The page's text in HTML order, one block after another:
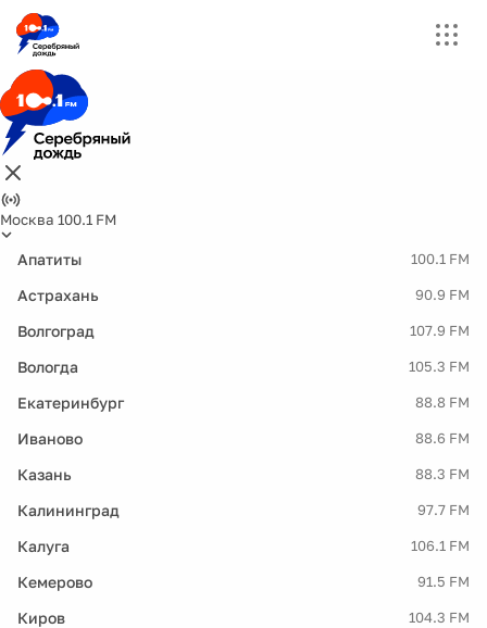
Москва 100.1 FM
Апатиты 100.1 FM
Астрахань 90.9 FM
Волгоград 107.9 FM
Вологда 105.3 FM
Екатеринбург 88.8 FM
Иваново 88.6 FM
Казань 88.3 FM
Калининград 97.7 FM
Калуга 106.1 FM
Кемерово 91.5 FM
Киров 104.3 FM